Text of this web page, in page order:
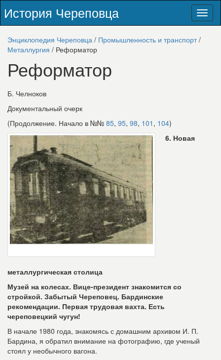
История Череповца
Энциклопедия Череповца / Промышленность и транспорт/
Металлургия / Реформатор
Реформатор
Б. Челноков
Документальный очерк
(Продолжение. Начало в №№ 85, 95, 98, 101 , 104)
6. Новая
металлургическая столица
Музей на колесах. Вице-президент знакомится со
стройкой. Забытый Череповец. Бардинские
рекомендации. Первая трудовая вахта. Есть
череповецкий чугун!
В начале 1980 года, знакомясь с домашним архивом И. П.
Бардина, я обратил внимание на фотографию, где ученый
стоял у необычного вагона.